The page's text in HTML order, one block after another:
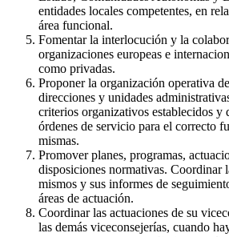
entidades locales competentes, en
área funcional.
Fomentar la interlocución y la
organizaciones europeas e
como privadas.
Proponer la organización operativa
direcciones y unidades
criterios organizativos establecidos y
órdenes de servicio para el correcto
mismas.
Promover planes, programas,
disposiciones normativas. Coordinar
mismos y sus informes de
áreas de actuación.
Coordinar las actuaciones de su
las demás viceconsejerías, cuando